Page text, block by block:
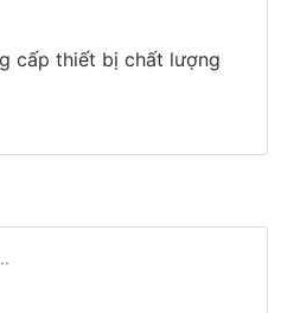
cấp thiết bị chất lượng